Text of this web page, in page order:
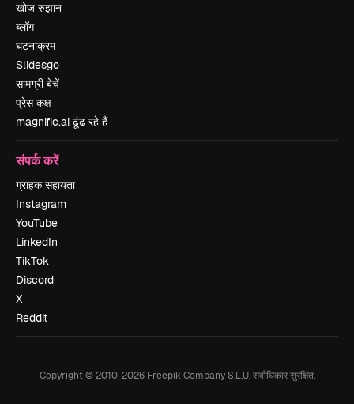
खोज रुझान
ब्लॉग
घटनाक्रम
Slidesgo
सामग्री बेचें
प्रेस कक्ष
magnific.ai ढूंढ रहे हैं
संपर्क करें
ग्राहक सहायता
Instagram
YouTube
LinkedIn
TikTok
Discord
X
Reddit
Copyright © 2010-2026Freepik Company S.L.U. सर्वाधिकार सुरक्षित.